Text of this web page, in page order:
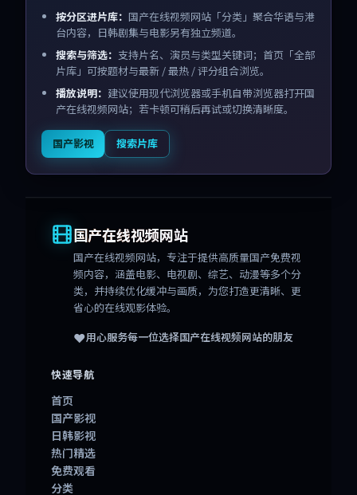
按分区进片库： 国产在线视频网站「分类」聚合华语与港
台内容，日韩剧集与电影另有独立频道。
搜索与筛选： 支持片名、演员与类型关键词；首页「全部
片库」可按题材与最新 / 最热 / 评分组合浏览。
播放说明： 建议使用现代浏览器或手机自带浏览器打开国
产在线视频网站；若卡顿可稍后再试或切换清晰度。
国产影视 搜索片库
国产在线视频网站
国产在线视频网站，专注于提供高质量国产免费视
频内容，涵盖电影、电视剧、综艺、动漫等多个分
类，并持续优化缓冲与画质，为您打造更清晰、更
省心的在线观影体验。
❤️用心服务每一位选择国产在线视频网站的朋友
快速导航
首页
国产影视
日韩影视
热门精选
免费观看
分类